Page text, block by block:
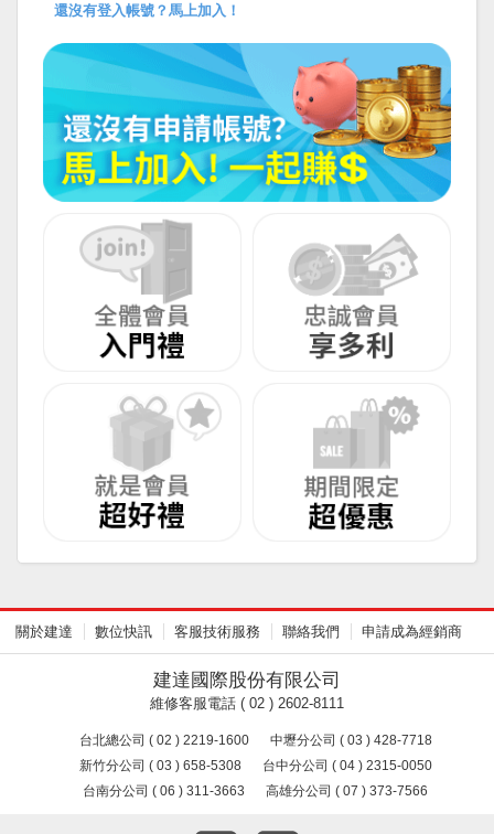
還沒有登入帳號？馬上加入！
關於建達 數位快訊 客服技術服務 聯絡我們 申請成為經銷商
建達國際股份有限公司
維修客服電話 ( 02 ) 2602-8111
台北總公司 ( 02 ) 2219-1600
中壢分公司 ( 03 ) 428-7718
新竹分公司 ( 03 ) 658-5308
台中分公司 ( 04 ) 2315-0050
台南分公司 ( 06 ) 311-3663
高雄分公司 ( 07 ) 373-7566